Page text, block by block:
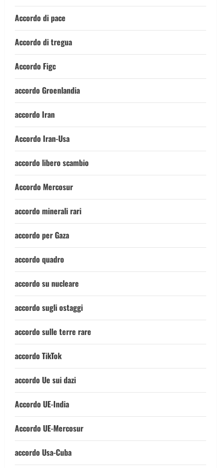
Accordo di pace
Accordo di tregua
Accordo Figc
accordo Groenlandia
accordo Iran
Accordo Iran-Usa
accordo libero scambio
Accordo Mercosur
accordo minerali rari
accordo per Gaza
accordo quadro
accordo su nucleare
accordo sugli ostaggi
accordo sulle terre rare
accordo TikTok
accordo Ue sui dazi
Accordo UE-India
Accordo UE-Mercosur
accordo Usa-Cuba